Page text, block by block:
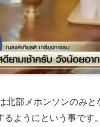
北部メホンソンのみ
ようにという事です。